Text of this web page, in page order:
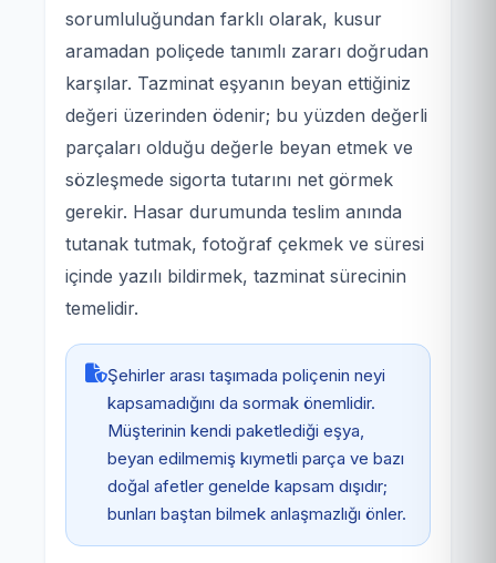
sorumluluğundan farklı olarak, kusur
aramadan poliçede tanımlı zararı doğrudan
karşılar. Tazminat eşyanın beyan ettiğiniz
değeri üzerinden ödenir; bu yüzden değerli
parçaları olduğu değerle beyan etmek ve
sözleşmede sigorta tutarını net görmek
gerekir. Hasar durumunda teslim anında
tutanak tutmak, fotoğraf çekmek ve süresi
içinde yazılı bildirmek, tazminat sürecinin
temelidir.
Şehirler arası taşımada poliçenin neyi
kapsamadığını da sormak önemlidir.
Müşterinin kendi paketlediği eşya,
beyan edilmemiş kıymetli parça ve bazı
doğal afetler genelde kapsam dışıdır;
bunları baştan bilmek anlaşmazlığı önler.